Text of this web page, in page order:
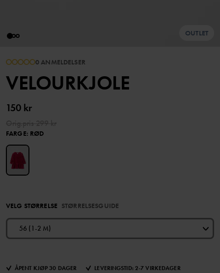
OUTLET
0 ANMELDELSER
VELOURKJOLE
150 kr
FARGE: RØD
VELG STØRRELSE STØRRELSESGUIDE
56 (1-2 M)
ÅPENT KJØP 30 DAGER
LEVERINGSTID: 2-7 VIRKEDAGER